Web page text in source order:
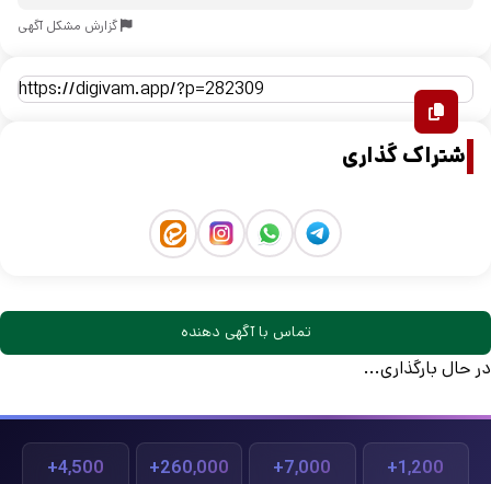
گزارش مشکل آگهی
اشتراک گذاری
تماس با آگهی دهنده
در حال بارگذاری...
1,200+
7,000+
260,000+
4,500+